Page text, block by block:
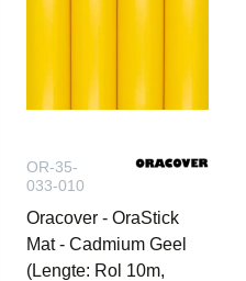
OR-35-
033-010
Oracover - OraStick
Mat - Cadmium Geel
(Lengte: Rol 10m,